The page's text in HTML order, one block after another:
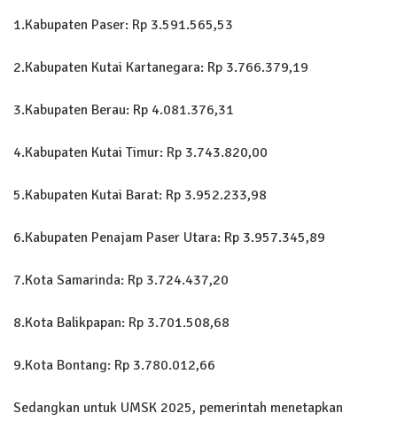
1.Kabupaten Paser: Rp 3.591.565,53
2.Kabupaten Kutai Kartanegara: Rp 3.766.379,19
3.Kabupaten Berau: Rp 4.081.376,31
4.Kabupaten Kutai Timur: Rp 3.743.820,00
5.Kabupaten Kutai Barat: Rp 3.952.233,98
6.Kabupaten Penajam Paser Utara: Rp 3.957.345,89
7.Kota Samarinda: Rp 3.724.437,20
8.Kota Balikpapan: Rp 3.701.508,68
9.Kota Bontang: Rp 3.780.012,66
Sedangkan untuk UMSK 2025, pemerintah menetapkan